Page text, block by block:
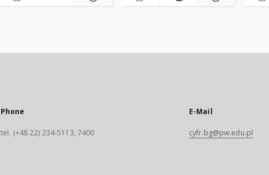
Phone
tel. (+48 22) 234-5113, 7400
E-Mail
cyfr.bg@pw.edu.pl